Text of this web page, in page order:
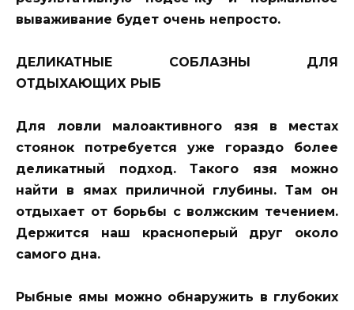
вываживание будет очень непросто.
ДЕЛИКАТНЫЕ СОБЛАЗНЫ ДЛЯ
ОТДЫХАЮЩИХ РЫБ
Для ловли малоактивного язя в местах
стоянок потребуется уже гораздо более
деликатный подход. Такого язя можно
найти в ямах приличной глубины. Там он
отдыхает от борьбы с волжским течением.
Держится наш красноперый друг около
самого дна.
Рыбные ямы можно обнаружить в глубоких